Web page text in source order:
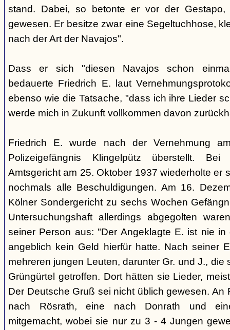
stand. Dabei, so betonte er vor der
gewesen. Er besitze zwar eine Segeltuchhose,
nach der Art der Navajos".
Dass er sich "diesen Navajos schon
bedauerte Friedrich E. laut
ebenso wie die Tatsache, "dass ich ihre Lieder
werde mich in Zukunft vollkommen davon
Friedrich E. wurde nach der Vernehmung
Polizeigefängnis Klingelpütz überstellt.
Amtsgericht am 25. Oktober 1937 wiederholte er
nochmals alle Beschuldigungen. Am 16.
Kölner Sondergericht zu sechs Wochen
Untersuchungshaft allerdings abgegolten
seiner Person aus: "Der Angeklagte E. ist nie
angeblich kein Geld hierfür hatte. Nach seiner
mehreren jungen Leuten, darunter Gr. und J., die
Grüngürtel getroffen. Dort hätten sie Lieder,
Der Deutsche Gruß sei nicht üblich gewesen. An
nach Rösrath, eine nach Donrath und
mitgemacht, wobei sie nur zu 3 - 4 Jungen